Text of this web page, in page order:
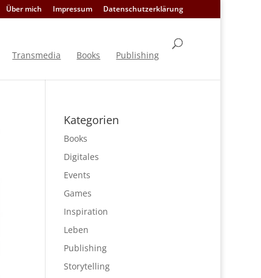
Über mich Impressum Datenschutzerklärung
Transmedia Books Publishing
Kategorien
Books
Digitales
Events
Games
Inspiration
Leben
Publishing
Storytelling